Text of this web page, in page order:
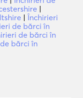
|
| Închirieri
de bărci în
de bărci în
bărci în